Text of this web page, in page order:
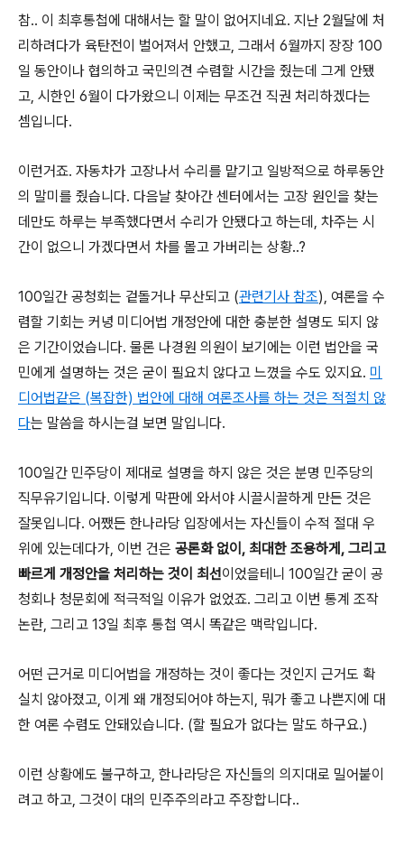
참.. 이 최후통첩에 대해서는 할 말이 없어지네요. 지난 2월달에 처
리하려다가 육탄전이 벌어져서 안했고, 그래서 6월까지 장장 100
일 동안이나 협의하고 국민의견 수렴할 시간을 줬는데 그게 안됐
고, 시한인 6월이 다가왔으니 이제는 무조건 직권 처리하겠다는
셈입니다.
이런거죠. 자동차가 고장나서 수리를 맡기고 일방적으로 하루동안
의 말미를 줬습니다. 다음날 찾아간 센터에서는 고장 원인을 찾는
데만도 하루는 부족했다면서 수리가 안됐다고 하는데, 차주는 시
간이 없으니 가겠다면서 차를 몰고 가버리는 상황..?
100일간 공청회는 겉돌거나 무산되고 (관련기사 참조), 여론을 수
렴할 기회는 커녕 미디어법 개정안에 대한 충분한 설명도 되지 않
은 기간이었습니다. 물론 나경원 의원이 보기에는 이런 법안을 국
민에게 설명하는 것은 굳이 필요치 않다고 느꼈을 수도 있지요. 미
디어법같은 (복잡한) 법안에 대해 여론조사를 하는 것은 적절치 않
다는 말씀을 하시는걸 보면 말입니다.
100일간 민주당이 제대로 설명을 하지 않은 것은 분명 민주당의
직무유기입니다. 이렇게 막판에 와서야 시끌시끌하게 만든 것은
잘못입니다. 어쨌든 한나라당 입장에서는 자신들이 수적 절대 우
위에 있는데다가, 이번 건은 공론화 없이, 최대한 조용하게, 그리고
빠르게 개정안을 처리하는 것이 최선이었을테니 100일간 굳이 공
청회나 청문회에 적극적일 이유가 없었죠. 그리고 이번 통계 조작
논란, 그리고 13일 최후 통첩 역시 똑같은 맥락입니다.
어떤 근거로 미디어법을 개정하는 것이 좋다는 것인지 근거도 확
실치 않아졌고, 이게 왜 개정되어야 하는지, 뭐가 좋고 나쁜지에 대
한 여론 수렴도 안돼있습니다. (할 필요가 없다는 말도 하구요.)
이런 상황에도 불구하고, 한나라당은 자신들의 의지대로 밀어붙이
려고 하고, 그것이 대의 민주주의라고 주장합니다..